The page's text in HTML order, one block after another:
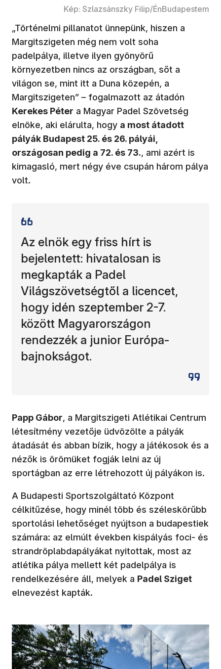
Kép: Szlazsánszky Filip/ÉnBudapestem
„Történelmi pillanatot ünnepünk, hiszen a
Margitszigeten még nem volt soha
padelpálya, illetve ilyen gyönyörű
környezetben nincs az országban, sőt a
világon se, mint itt a Duna közepén, a
Margitszigeten” – fogalmazott az átadón
Kerekes Péter a Magyar Padel Szövetség
elnöke, aki elárulta, hogy a most átadott
pályák Budapest 25. és 26. pályái,
országosan pedig a 72. és 73., ami azért is
kimagasló, mert négy éve csupán három pálya
volt.
Az elnök egy friss hírt is
bejelentett: hivatalosan is
megkapták a Padel
Világszövetségtől a licencet,
hogy idén szeptember 2-7.
között Magyarországon
rendezzék a junior Európa-
bajnokságot.
Papp Gábor, a Margitszigeti Atlétikai Centrum
létesítmény vezetője üdvözölte a pályák
átadását és abban bízik, hogy a játékosok és a
nézők is örömüket fogják lelni az új
sportágban az erre létrehozott új pályákon is.
A Budapesti Sportszolgáltató Központ
célkitűzése, hogy minél több és széleskörűbb
sportolási lehetőséget nyújtson a budapestiek
számára: az elmúlt években kispályás foci- és
strandröplabdapályákat nyitottak, most az
atlétika pálya mellett két padelpálya is
rendelkezésére áll, melyek a Padel Sziget
elnevezést kapták.